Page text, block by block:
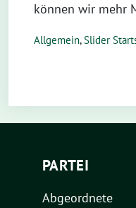
können wir mehr
Allgemein,Slider
PARTEI
Abgeordnete